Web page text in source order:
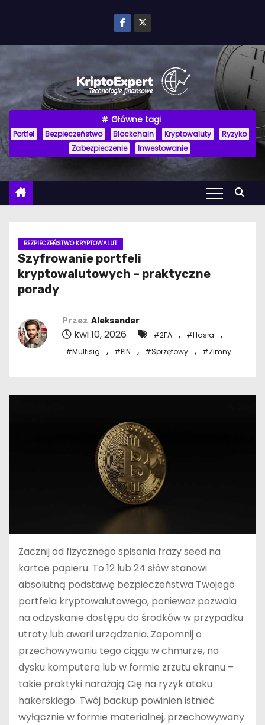
j
ź
o
t
ś
Główne tagi
Portfel Bezpieczeństwo Blockchain Kryptowaluty
Ryzyko
Zabezpieczenie
Inwestowanie
BEZPIECZEŃSTWO KRYPTOWALUT
Szyfrowanie portfeli
kryptowalutowych – praktyczne
porady
Przez Aleksander
kwi 10, 2026 #2FA , #Hasła ,
#Multisig , #PIN , #Sprzętowy , #Zimny
Zacznij od fizycznego spisania frazy seed na
kartce papieru. To 12 lub 24 słów stanowi
absolutną podstawę bezpieczeństwa Twojego
portfela kryptowalutowego, ponieważ pozwala
na odzyskanie dostępu do środków w przypadku
utraty lub awarii urządzenia. Zapomnij o
przechowywaniu tego ciągu w chmurze, na
dysku komputera lub w formie zrzutu ekranu –
takie praktyki narażają Cię na ryzyk ataku
hakerskiego. Twój backup powinien istnieć
wyłącznie w formie materialnej, przechowywany